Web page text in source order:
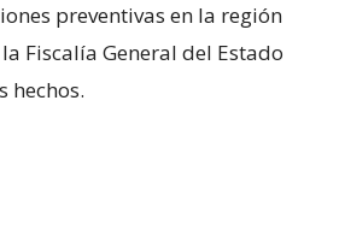
preventivas en la región
Fiscalía General del Estado
hechos.